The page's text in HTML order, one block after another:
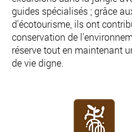
guides spécialisés ; grâce
d'écotourisme, ils ont
conservation de
réserve tout en maintenant
de vie digne.